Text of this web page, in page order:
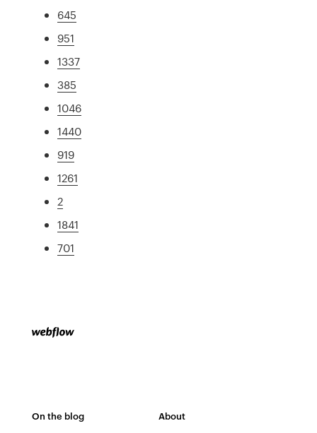
645
951
1337
385
1046
1440
919
1261
2
1841
701
On the blog About